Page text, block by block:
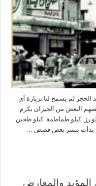
لم يسمح لنا بزيارة أي
البعض من الجيران بكرم
رز..كيلو طماطمة .كيلو طحين
بدأت بنشر بعض قصص …
المؤيد والمعارض